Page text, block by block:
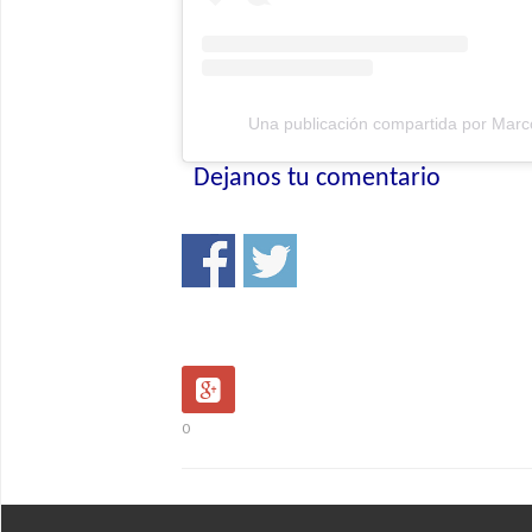
Una publicación compartida por
Dejanos tu comentario
0